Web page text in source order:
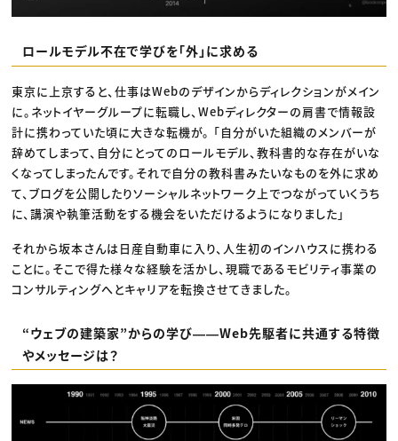
ロールモデル不在で学びを「外」に求める
東京に上京すると、仕事はWebのデザインからディレクションがメイン
に。ネットイヤーグループに転職し、Webディレクターの肩書で情報設
計に携わっていた頃に大きな転機が。 「自分がいた組織のメンバーが
辞めてしまって、自分にとってのロールモデル、教科書的な存在がいな
くなってしまったんです。それで自分の教科書みたいなものを外に求め
て、ブログを公開したりソーシャルネットワーク上でつながっていくうち
に、講演や執筆活動をする機会をいただけるようになりました」
それから坂本さんは日産自動車に入り、人生初のインハウスに携わる
ことに。そこで得た様々な経験を活かし、現職であるモビリティ事業の
コンサルティングへとキャリアを転換させてきました。
“ウェブの建築家”からの学び――Web先駆者に共通する特徴
やメッセージは？